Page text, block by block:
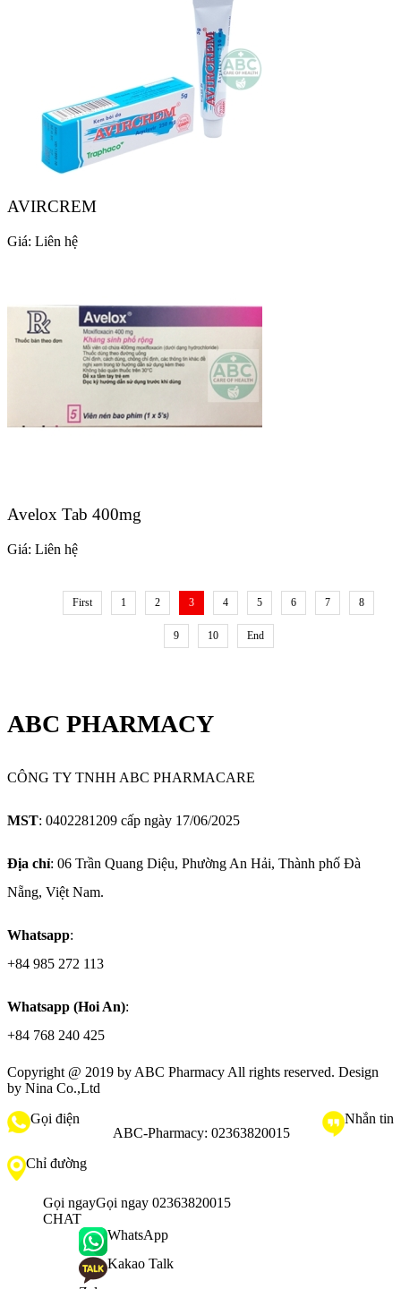
AVIRCREM
Giá: Liên hệ
Avelox Tab 400mg
Giá: Liên hệ
First 1 2 3 4 5 6 7 8
9 10 End
ABC PHARMACY
CÔNG TY TNHH ABC PHARMACARE
MST: 0402281209 cấp ngày 17/06/2025
Địa chỉ: 06 Trần Quang Diệu, Phường An Hải, Thành phố Đà
Nẵng, Việt Nam.
Whatsapp:
+84 985 272 113
Whatsapp (Hoi An):
+84 768 240 425
Copyright @ 2019 by ABC Pharmacy All rights reserved. Design
by Nina Co.,Ltd
Gọi điện
ABC-Pharmacy: 02363820015
Nhắn tin
Chỉ đường
Gọi ngayGọi ngay 02363820015
CHAT
WhatsApp
Kakao Talk